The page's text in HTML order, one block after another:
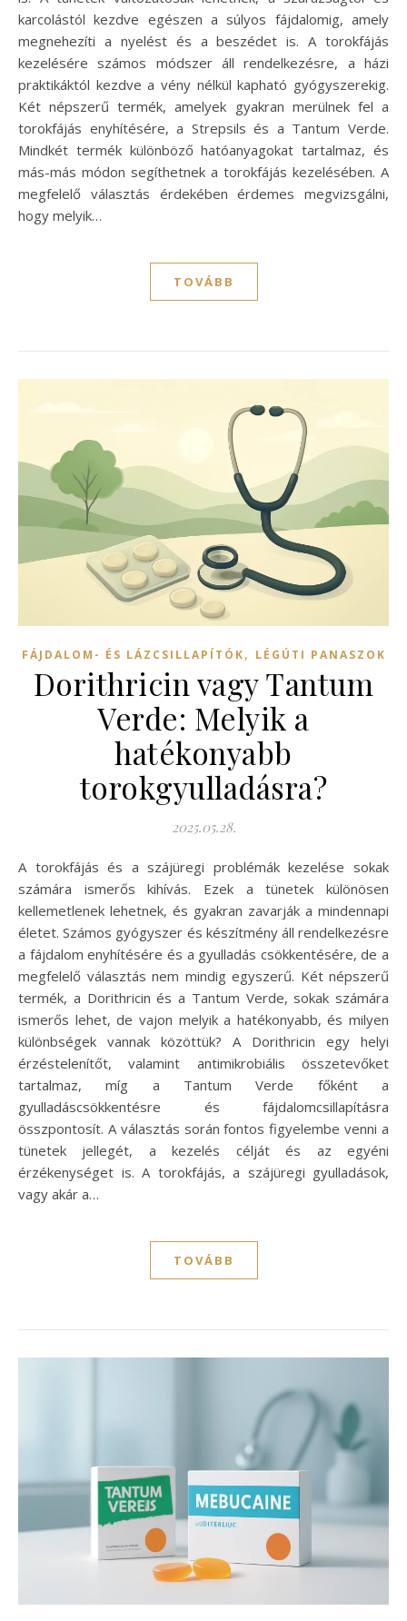
karcolástól kezdve egészen a súlyos fájdalomig, amely
megnehezíti a nyelést és a beszédet is. A torokfájás
kezelésére számos módszer áll rendelkezésre, a házi
praktikáktól kezdve a vény nélkül kapható gyógyszerekig.
Két népszerű termék, amelyek gyakran merülnek fel a
torokfájás enyhítésére, a Strepsils és a Tantum Verde.
Mindkét termék különböző hatóanyagokat tartalmaz, és
más-más módon segíthetnek a torokfájás kezelésében. A
megfelelő választás érdekében érdemes megvizsgálni,
hogy melyik…
TOVÁBB
FÁJDALOM- ÉS LÁZCSILLAPÍTÓK, LÉGÚTI PANASZOK
Dorithricin vagy Tantum
Verde: Melyik a
hatékonyabb
torokgyulladásra?
2025.05.28.
A torokfájás és a szájüregi problémák kezelése sokak
számára ismerős kihívás. Ezek a tünetek különösen
kellemetlenek lehetnek, és gyakran zavarják a mindennapi
életet. Számos gyógyszer és készítmény áll rendelkezésre
a fájdalom enyhítésére és a gyulladás csökkentésére, de a
megfelelő választás nem mindig egyszerű. Két népszerű
termék, a Dorithricin és a Tantum Verde, sokak számára
ismerős lehet, de vajon melyik a hatékonyabb, és milyen
különbségek vannak közöttük? A Dorithricin egy helyi
érzéstelenítőt, valamint antimikrobiális összetevőket
tartalmaz, míg a Tantum Verde főként a
gyulladáscsökkentésre és fájdalomcsillapításra
összpontosít. A választás során fontos figyelembe venni a
tünetek jellegét, a kezelés célját és az egyéni
érzékenységet is. A torokfájás, a szájüregi gyulladások,
vagy akár a…
TOVÁBB